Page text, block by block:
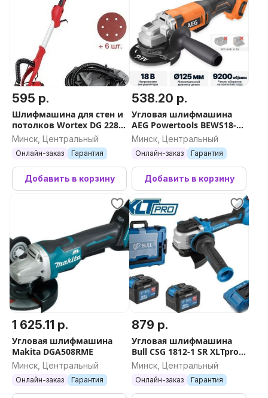
595 р.
Шлифмашина для стен и
потолков Wortex DG 2285
0304215
Минск, Центральный
Онлайн-заказ Гарантия
Добавить в корзину
538.20 р.
Угловая шлифмашина
AEG Powertools BEWS18-
125X2-0 4935498182 (без
Минск, Центральный
Онлайн-заказ Гарантия
Добавить в корзину
1 625.11 р.
Угловая шлифмашина
Makita DGA508RME
Минск, Центральный
Онлайн-заказ Гарантия
879 р.
Угловая шлифмашина
Bull CSG 1812-1 SR XLTpro
Xcase 1333998 (с 2-мя АКБ,
Минск, Центральный
Онлайн-заказ Гарантия